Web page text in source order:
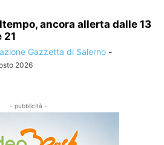
ancora allerta dalle 13
21
Gazzetta di Salerno -
2026
- pubblicità -